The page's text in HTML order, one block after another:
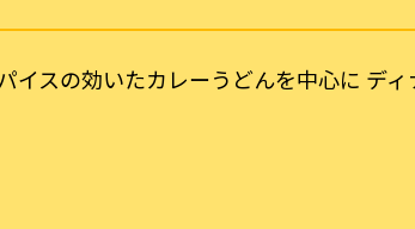
イスの効いたカレーうどんを中心に デ